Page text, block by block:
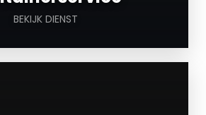
BEKIJK DIENST